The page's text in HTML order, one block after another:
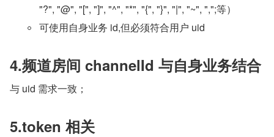
"?", "@", "[", "]", "^", "*", "{", "}", "|", "~", ",";等）
可使用自身业务 id,但必须符合用户 uid
4.频道房间 channelId 与自身业务结合
与 uid 需求一致；
5.token 相关